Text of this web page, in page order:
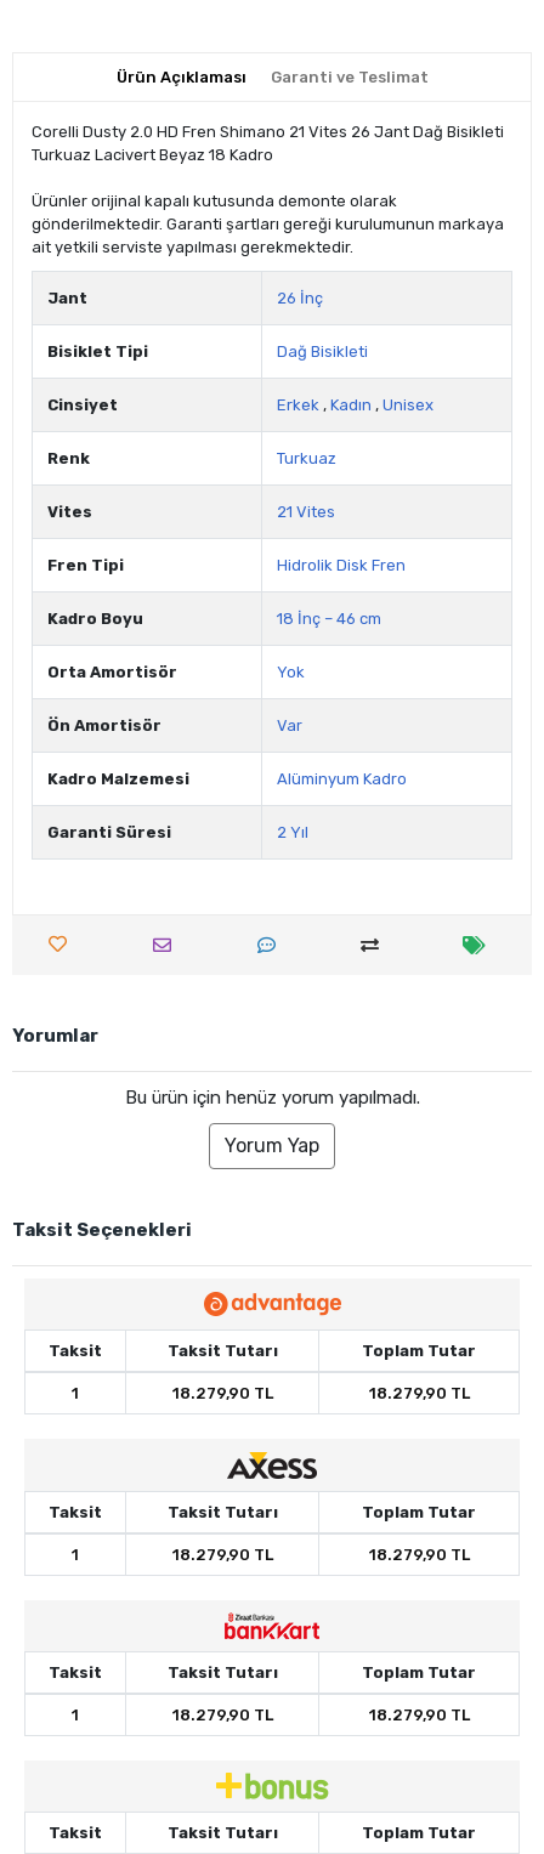
Ürün Açıklaması Garanti ve Teslimat
Corelli Dusty 2.0 HD Fren Shimano 21 Vites 26 Jant Dağ Bisikleti
Turkuaz Lacivert Beyaz 18 Kadro
Ürünler orijinal kapalı kutusunda demonte olarak
gönderilmektedir. Garanti şartları gereği kurulumunun markaya
ait yetkili serviste yapılması gerekmektedir.
Jant 26 İnç
Bisiklet Tipi Dağ Bisikleti
Cinsiyet Erkek , Kadın , Unisex
Renk Turkuaz
Vites 21 Vites
Fren Tipi Hidrolik Disk Fren
Kadro Boyu 18 İnç – 46 cm
Orta Amortisör Yok
Ön Amortisör Var
Kadro Malzemesi Alüminyum Kadro
Garanti Süresi 2 Yıl
Yorumlar
Bu ürün için henüz yorum yapılmadı.
Yorum Yap
Taksit Seçenekleri
Taksit Taksit Tutarı Toplam Tutar
1 18.279,90 TL 18.279,90 TL
Taksit Taksit Tutarı Toplam Tutar
1 18.279,90 TL 18.279,90 TL
Taksit Taksit Tutarı Toplam Tutar
1 18.279,90 TL 18.279,90 TL
Taksit Taksit Tutarı Toplam Tutar